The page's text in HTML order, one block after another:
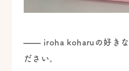
—— iroha koharuの好きな
ださい。